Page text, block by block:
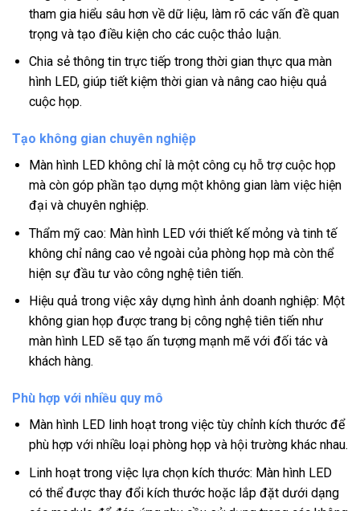
tham gia hiểu sâu hơn về dữ liệu, làm rõ các vấn đề quan
trọng và tạo điều kiện cho các cuộc thảo luận.
Chia sẻ thông tin trực tiếp trong thời gian thực qua màn
hình LED, giúp tiết kiệm thời gian và nâng cao hiệu quả
cuộc họp.
Tạo không gian chuyên nghiệp
Màn hình LED không chỉ là một công cụ hỗ trợ cuộc họp
mà còn góp phần tạo dựng một không gian làm việc hiện
đại và chuyên nghiệp.
Thẩm mỹ cao: Màn hình LED với thiết kế mỏng và tinh tế
không chỉ nâng cao vẻ ngoài của phòng họp mà còn thể
hiện sự đầu tư vào công nghệ tiên tiến.
Hiệu quả trong việc xây dựng hình ảnh doanh nghiệp: Một
không gian họp được trang bị công nghệ tiên tiến như
màn hình LED sẽ tạo ấn tượng mạnh mẽ với đối tác và
khách hàng.
Phù hợp với nhiều quy mô
Màn hình LED linh hoạt trong việc tùy chỉnh kích thước để
phù hợp với nhiều loại phòng họp và hội trường khác nhau.
Linh hoạt trong việc lựa chọn kích thước: Màn hình LED
có thể được thay đổi kích thước hoặc lắp đặt dưới dạng